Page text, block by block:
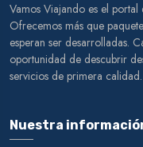
Vamos Viajando es el
Ofrecemos más que
esperan ser desarrolladas.
oportunidad de descubrir
servicios de primera
Nuestra